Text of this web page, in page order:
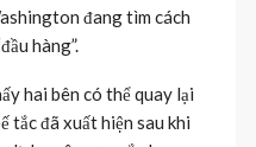
đang tìm cách
hàng”.
hai bên có thể quay lại
tắc đã xuất hiện sau khi